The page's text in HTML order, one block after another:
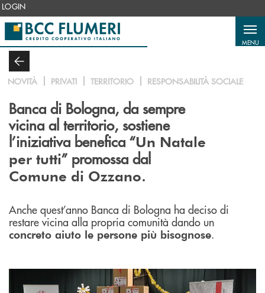
Salta al contenuto principale
LOGIN
MENU
NOVITÀ PRIVATI TERRITORIO RESPONSABILITÀ SOCIALE
Banca di Bologna, da sempre
vicina al territorio, sostiene
l’iniziativa benefica “Un Natale
per tutti” promossa dal
Comune di Ozzano.
Anche quest’anno Banca di Bologna ha deciso di
restare vicina alla propria comunità dando un
concreto aiuto le persone più bisognose.